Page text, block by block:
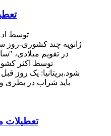
توسط ادمین
در تقویم میلادی،
توسط اکثر
شود.بریتانیا: یک روز
باید شراب در بطری
تعطیلات